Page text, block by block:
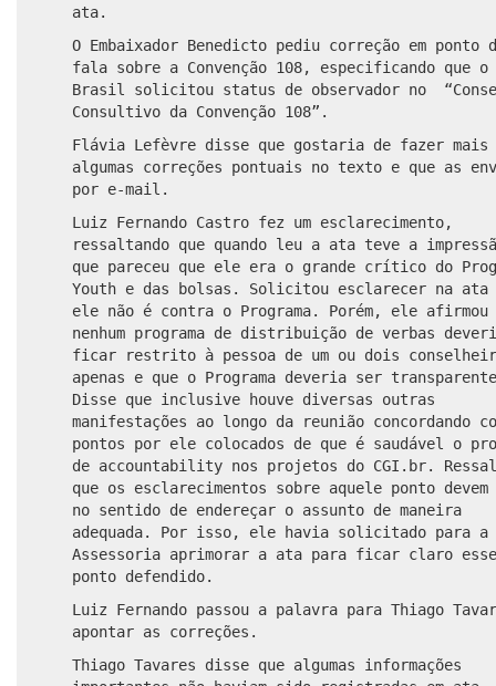
ata.
O Embaixador Benedicto pediu correção em ponto
fala sobre a Convenção 108, especificando que o
Brasil solicitou status de observador no
Consultivo da Convenção 108”.
Flávia Lefèvre disse que gostaria de fazer mais
algumas correções pontuais no texto e que as
por e-mail.
Luiz Fernando Castro fez um esclarecimento,
ressaltando que quando leu a ata teve a
que pareceu que ele era o grande crítico do
Youth e das bolsas. Solicitou esclarecer na ata
ele não é contra o Programa. Porém, ele afirmou
nenhum programa de distribuição de verbas
ficar restrito à pessoa de um ou dois
apenas e que o Programa deveria ser
Disse que inclusive houve diversas outras
manifestações ao longo da reunião concordando
pontos por ele colocados de que é saudável o
de accountability nos projetos do CGI.br.
que os esclarecimentos sobre aquele ponto devem
no sentido de endereçar o assunto de maneira
adequada. Por isso, ele havia solicitado para a
Assessoria aprimorar a ata para ficar claro esse
ponto defendido.
Luiz Fernando passou a palavra para Thiago
apontar as correções.
Thiago Tavares disse que algumas informações